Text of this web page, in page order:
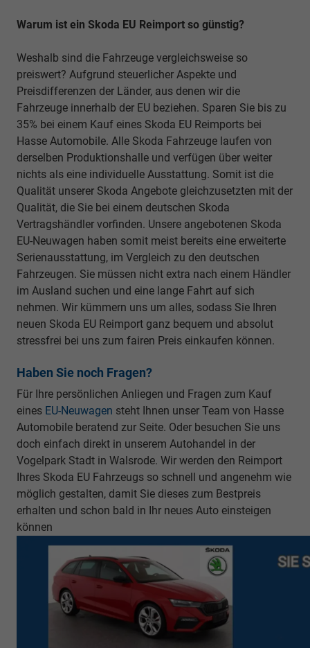
Warum ist ein Skoda EU Reimport so günstig?
Weshalb sind die Fahrzeuge vergleichsweise so
preiswert? Aufgrund steuerlicher Aspekte und
Preisdifferenzen der Länder, aus denen wir die
Fahrzeuge innerhalb der EU beziehen. Sparen Sie bis zu
35% bei einem Kauf eines Skoda EU Reimports bei
Hasse Automobile. Alle Skoda Fahrzeuge laufen von
derselben Produktionshalle und verfügen über weiter
nichts als eine individuelle Ausstattung. Somit ist die
Qualität unserer Skoda Angebote gleichzusetzten mit der
Qualität, die Sie bei einem deutschen Skoda
Vertragshändler vorfinden. Unsere angebotenen Skoda
EU-Neuwagen haben somit meist bereits eine erweiterte
Serienausstattung, im Vergleich zu den deutschen
Fahrzeugen. Sie müssen nicht extra nach einem Händler
im Ausland suchen und eine lange Fahrt auf sich
nehmen. Wir kümmern uns um alles, sodass Sie Ihren
neuen Skoda EU Reimport ganz bequem und absolut
stressfrei bei uns zum fairen Preis einkaufen können.
Haben Sie noch Fragen?
Für Ihre persönlichen Anliegen und Fragen zum Kauf
eines EU-Neuwagen steht Ihnen unser Team von Hasse
Automobile beratend zur Seite. Oder besuchen Sie uns
doch einfach direkt in unserem Autohandel in der
Vogelpark Stadt in Walsrode. Wir werden den Reimport
Ihres Skoda EU Fahrzeugs so schnell und angenehm wie
möglich gestalten, damit Sie dieses zum Bestpreis
erhalten und schon bald in Ihr neues Auto einsteigen
können